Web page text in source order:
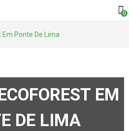
0
Ponte De Lima
EM
DE LIMA